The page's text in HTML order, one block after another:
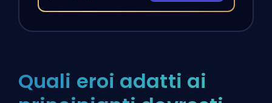
Quali eroi adatti ai